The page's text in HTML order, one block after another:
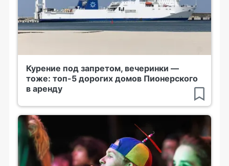
Курение под запретом, вечеринки —
тоже: топ-5 дорогих домов Пионерского
в аренду